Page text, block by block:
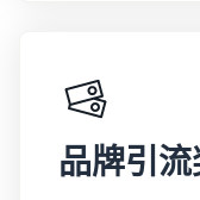
品牌引流